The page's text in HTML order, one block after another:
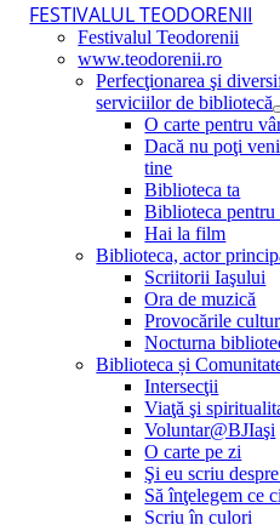
FESTIVALUL TEODORENII
Festivalul Teodorenii
www.teodorenii.ro
Perfecţionarea şi
serviciilor de bibliotecă
O carte pentru
Dacă nu poţi
tine
Biblioteca ta
Biblioteca pentru
Hai la film
Biblioteca, actor
Scriitorii Iaşului
Ora de muzică
Provocările
Nocturna
Biblioteca și
Intersecţii
Viaţă şi
Voluntar@BJIaşi
O carte pe zi
Şi eu scriu
Să înţelegem ce
Scriu în culori